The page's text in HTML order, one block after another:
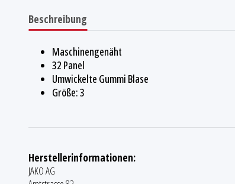
Beschreibung
Maschinengenäht
32 Panel
Umwickelte Gummi Blase
Größe: 3
Herstellerinformationen:
JAKO AG